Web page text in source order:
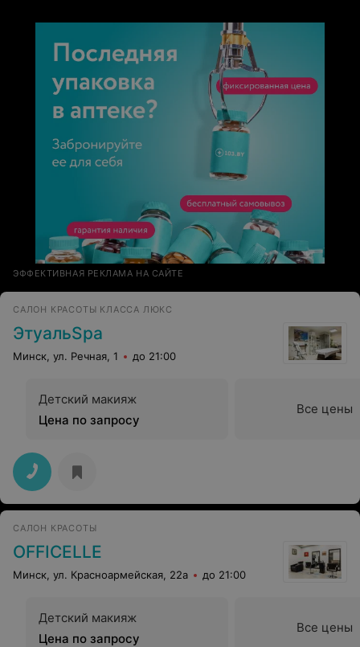
ЭФФЕКТИВНАЯ РЕКЛАМА НА САЙТЕ
САЛОН КРАСОТЫ КЛАССА ЛЮКС
ЭтуальSpa
Минск, ул. Речная, 1 до 21:00
Детский макияж
Цена по запросу
Все цены
САЛОН КРАСОТЫ
OFFICELLE
Минск, ул. Красноармейская, 22а до 21:00
Детский макияж
Цена по запросу
Все цены